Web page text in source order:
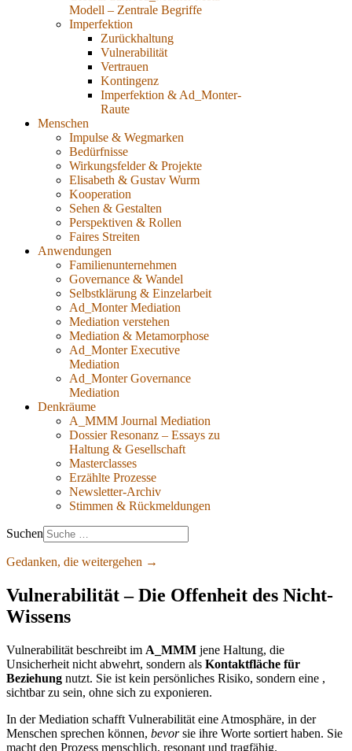
Modell – Zentrale Begriffe
Imperfektion
Zurückhaltung
Vulnerabilität
Vertrauen
Kontingenz
Imperfektion & Ad_Monter-
Raute
Menschen
Impulse & Wegmarken
Bedürfnisse
Wirkungsfelder & Projekte
Elisabeth & Gustav Wurm
Kooperation
Sehen & Gestalten
Perspektiven & Rollen
Faires Streiten
Anwendungen
Familienunternehmen
Governance & Wandel
Selbstklärung & Einzelarbeit
Ad_Monter Mediation
Mediation verstehen
Mediation & Metamorphose
Ad_Monter Executive
Mediation
Ad_Monter Governance
Mediation
Denkräume
A_MMM Journal Mediation
Dossier Resonanz – Essays zu
Haltung & Gesellschaft
Masterclasses
Erzählte Prozesse
Newsletter-Archiv
Stimmen & Rückmeldungen
Suchen
Gedanken, die weitergehen →
Vulnerabilität – Die Offenheit des Nicht-
Wissens
Vulnerabilität beschreibt im A_MMM jene Haltung, die
Unsicherheit nicht abwehrt, sondern als Kontaktfläche für
Beziehung nutzt. Sie ist kein persönliches Risiko, sondern eine ,
sichtbar zu sein, ohne sich zu exponieren.
In der Mediation schafft Vulnerabilität eine Atmosphäre, in der
Menschen sprechen können, bevorsie ihre Worte sortiert haben. Sie
macht den Prozess menschlich, resonant und tragfähig.